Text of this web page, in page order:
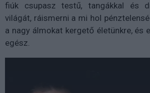
fiúk csupasz testű, tangákkal és
világát, ráismerni a mi hol
a nagy álmokat kergető életünkre, és
egész.